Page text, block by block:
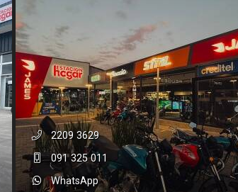
2209 3629
091 325 011
WhatsApp